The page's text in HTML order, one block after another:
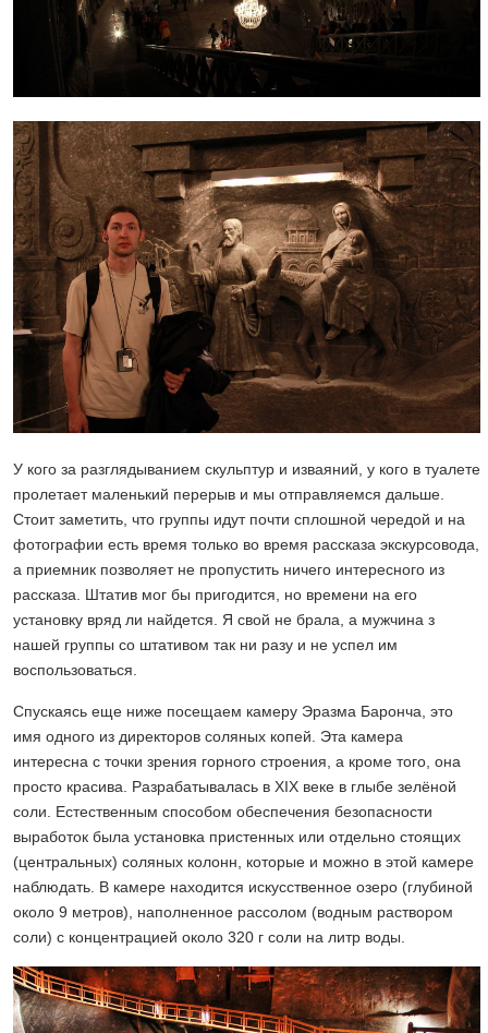
У кого за разглядыванием скульптур и изваяний, у кого в туалете
пролетает маленький перерыв и мы отправляемся дальше.
Стоит заметить, что группы идут почти сплошной чередой и на
фотографии есть время только во время рассказа экскурсовода,
а приемник позволяет не пропустить ничего интересного из
рассказа. Штатив мог бы пригодится, но времени на его
установку вряд ли найдется. Я свой не брала, а мужчина з
нашей группы со штативом так ни разу и не успел им
воспользоваться.
Спускаясь еще ниже посещаем камеру Эразма Баронча, это
имя одного из директоров соляных копей. Эта камера
интересна с точки зрения горного строения, а кроме того, она
просто красива. Разрабатывалась в XIX веке в глыбе зелёной
соли. Естественным способом обеспечения безопасности
выработок была установка пристенных или отдельно стоящих
(центральных) соляных колонн, которые и можно в этой камере
наблюдать. В камере находится искусственное озеро (глубиной
около 9 метров), наполненное рассолом (водным раствором
соли) с концентрацией около 320 г соли на литр воды.